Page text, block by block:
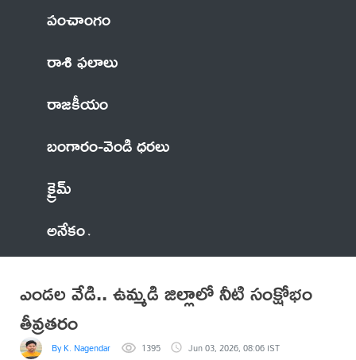
పంచాంగం
రాశి ఫలాలు
రాజకీయం
బంగారం-వెండి ధరలు
క్రైమ్
అనేకం
ఎండల వేడి.. ఉమ్మడి జిల్లాలో నీటి సంక్షోభం
తీవ్రతరం
By K. Nagendar 1395 Jun 03, 2026, 08:06 IST